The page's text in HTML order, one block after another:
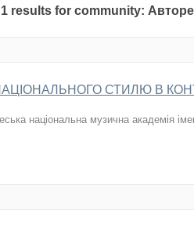
results for community:
СТИЛЮ В
національна музична академія